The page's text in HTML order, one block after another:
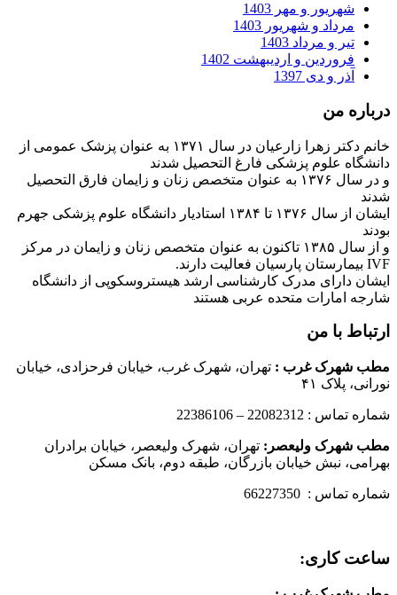
شهریور و مهر 1403
مرداد و شهریور 1403
تیر و مرداد 1403
فروردین و اردیبهشت 1402
آذر و دی 1397
درباره من
خانم دکتر زهرا زارعیان در سال ۱۳۷۱ به عنوان پزشک عمومی از
دانشگاه علوم پزشکی فارغ التحصیل شدند
و در سال ۱۳۷۶ به عنوان متخصص زنان و زایمان فارق التحصیل
شدند
ایشان از سال ۱۳۷۶ تا ۱۳۸۴ استادیار دانشگاه علوم پزشکی جهرم
بودند
و از سال ۱۳۸۵ تاکنون به عنوان متخصص زنان و زایمان در مرکز
IVF بیمارستان پارسیان فعالیت دارند.
ایشان دارای مدرک کارشناسی ارشد هیستروسکوپی از دانشگاه
شارجه امارات متحده عربی هستند
ارتباط با من
مطب شهرک غرب : تهران، شهرک غرب، خیابان فرحزادی، خیابان
نورانی، پلاک ۴۱
شماره تماس : 22082312 – 22386106
مطب شهرک ولیعصر: تهران، شهرک ولیعصر، خیابان برادران
بهرامی، نبش خیابان بازرگان، طبقه دوم، بانک مسکن
شماره تماس : 66227350
ساعت کاری: